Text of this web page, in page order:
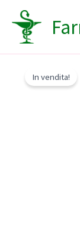
contenuto
In vendita!